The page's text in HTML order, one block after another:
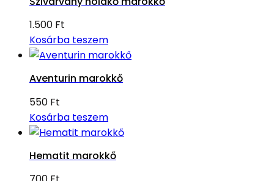
1.500 Ft
Kosárba teszem
Aventurin marokkő
550 Ft
Kosárba teszem
Hematit marokkő